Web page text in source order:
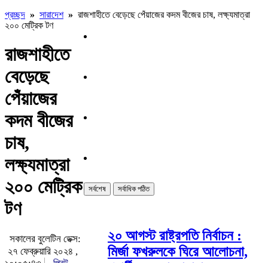
প্রচ্ছদ » সারাদেশ» রাজশাহীতে বেড়েছে পেঁয়াজের কদম বীজের চাষ, লক্ষ্যমাত্রা
২০০ মেট্রিক টণ
রাজশাহীতে
বেড়েছে
পেঁয়াজের
কদম বীজের
চাষ,
লক্ষ্যমাত্রা
২০০ মেট্রিক
টণ
সকালের বুলেটিন ডেক্স:
২৭ ফেব্রুয়ারি ২০২৪ ,
সর্বশেষ সর্বাধিক পঠিত
২০ আগস্ট রাষ্ট্রপতি নির্বাচন :
মির্জা ফখরুলকে ঘিরে আলোচনা,